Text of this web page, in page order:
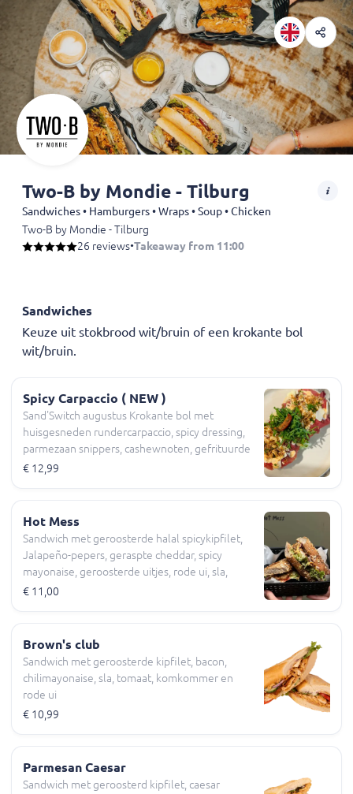
Two-B by Mondie - Tilburg
Sandwiches • Hamburgers • Wraps • Soup • Chicken
Two-B by Mondie - Tilburg
26 reviews•Takeaway from 11:00
Sandwiches
Keuze uit stokbrood wit/bruin of een krokante bol
wit/bruin.
Spicy Carpaccio ( NEW )
Sand'Switch augustus Krokante bol met
huisgesneden rundercarpaccio, spicy dressing,
parmezaan snippers, cashewnoten, gefrituurde
uitjes, rucola, sla, tomaat, komkommer
€ 12,99
Hot Mess
Sandwich met geroosterde halal spicykipfilet,
Jalapeño-pepers, geraspte cheddar, spicy
mayonaise, geroosterde uitjes, rode ui, sla,
tomaat, komkommer
€ 11,00
Brown's club
Sandwich met geroosterde kipfilet, bacon,
chilimayonaise, sla, tomaat, komkommer en
rode ui
€ 10,99
Parmesan Caesar
Sandwich met geroosterd kipfilet, caesar